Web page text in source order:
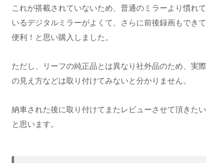
これが搭載されていないため、普通のミラーより慣れて
いるデジタルミラーがよくて、さらに前後録画もできて
便利！と思い購入しました。
ただし、リーフの純正品とは異なり社外品のため、実際
の見え方などは取り付けてみないと分かりません。
納車された後に取り付けてまたレビューさせて頂きたい
と思います。